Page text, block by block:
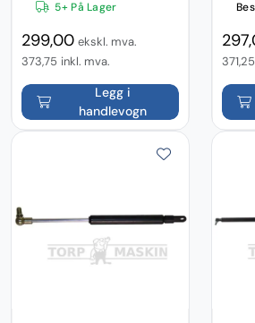
5+ På Lager
299,00 ekskl. mva.
373,75 inkl. mva.
Legg i
handlevogn
371,25